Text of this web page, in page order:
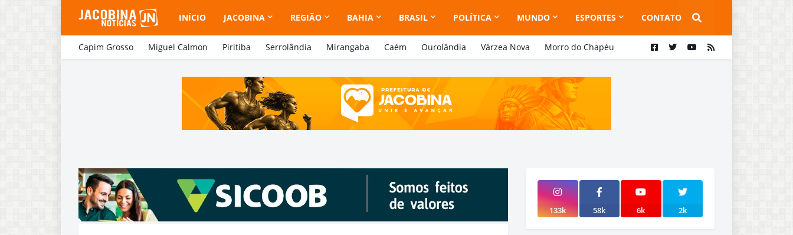
INÍCIO JACOBINA REGIÃO BAHIA BRASIL POLÍTICA MUNDO ESPORTES CONTATO
Capim Grosso Miguel Calmon Piritiba Serrolândia Mirangaba Caém Ourolândia Várzea Nova Morro do Chapéu
133k 58k 6k 2k